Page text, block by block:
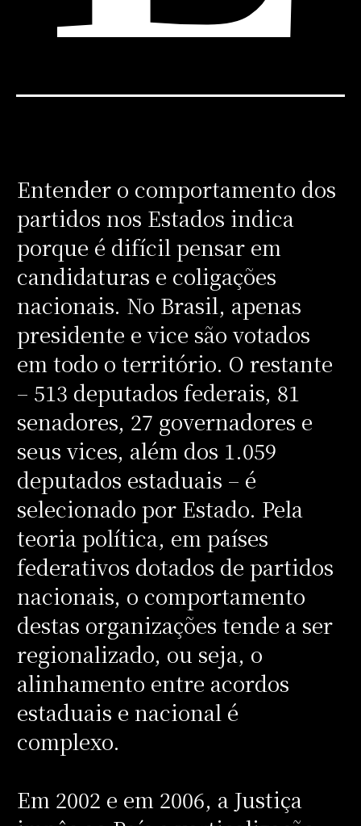
Entender o comportamento dos
partidos nos Estados indica
porque é difícil pensar em
candidaturas e coligações
nacionais. No Brasil, apenas
presidente e vice são votados
em todo o território. O restante
– 513 deputados federais, 81
senadores, 27 governadores e
seus vices, além dos 1.059
deputados estaduais – é
selecionado por Estado. Pela
teoria política, em países
federativos dotados de partidos
nacionais, o comportamento
destas organizações tende a ser
regionalizado, ou seja, o
alinhamento entre acordos
estaduais e nacional é
complexo.
Em 2002 e em 2006, a Justiça